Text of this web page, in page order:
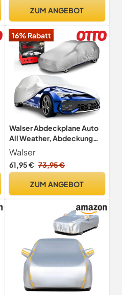
und Schneefest, Winddicht
ZUM ANGEBOT
16% Rabatt
Walser Abdeckplane Auto
All Weather, Abdeckung
wasserdicht, 100%
wetterfeste PKW Garage
Zelt Sommer/Winter,
Schutzdecke wasserdicht,
Größe 2 PKW Silber
Walser
61,95 € 73,95 €
ZUM ANGEBOT